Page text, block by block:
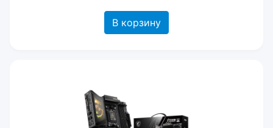
В корзину